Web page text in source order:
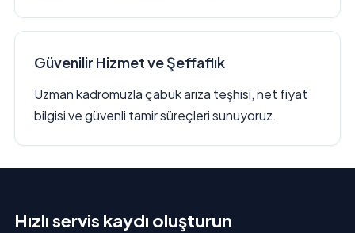
Güvenilir Hizmet ve Şeffaflık
Uzman kadromuzla çabuk arıza teşhisi, net fiyat
bilgisi ve güvenli tamir süreçleri sunuyoruz.
Hızlı servis kaydı oluşturun